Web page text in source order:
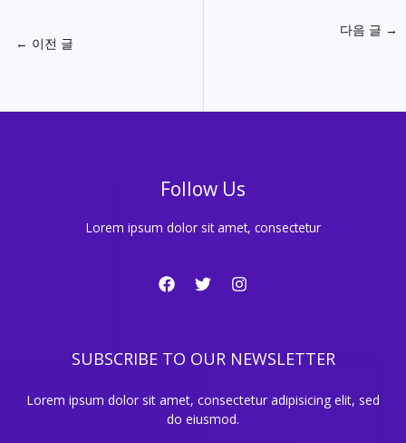
← 이전 글
다음 글 →
Follow Us
Lorem ipsum dolor sit amet, consectetur
SUBSCRIBE TO OUR NEWSLETTER
Lorem ipsum dolor sit amet, consectetur adipisicing elit, sed
do eiusmod.